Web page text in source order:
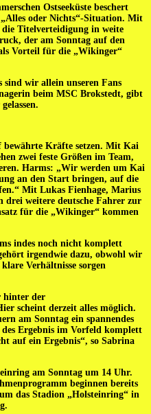
Ostseeküste beschert
oder Nichts“-Situation. Mit
Titelverteidigung in weite
der am Sonntag auf den
Vorteil für die „Wikinger“
wir allein unseren Fans
beim MSC Brokstedt, gibt
bewährte Kräfte setzen. Mit Kai
zwei feste Größen im Team,
Harms: „Wir werden um Kai
an den Start bringen, auf die
Mit Lukas Fienhage, Marius
drei weitere deutsche Fahrer zur
für die „Wikinger“ kommen
indes noch nicht komplett
irgendwie dazu, obwohl wir
Verhältnisse sorgen
hinter der
scheint derzeit alles möglich.
am Sonntag ein spannendes
Ergebnis im Vorfeld komplett
auf ein Ergebnis“, so Sabrina
am Sonntag um 14 Uhr.
beginnen bereits
das Stadion „Holsteinring“ in